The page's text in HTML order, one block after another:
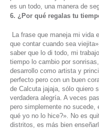
es un todo, una manera de
6. ¿Por qué regalas tu
La frase que maneja mi vida
que contar cuando sea
saber que lo di todo, mi
tiempo lo cambio por
desarrollo como artista y
perfecto pero con un buen
de Calcuta jajaja, sólo quiero
verdadera alegría. A veces
pero simplemente no
qué yo no lo hice?». No es
distritos, es más bien